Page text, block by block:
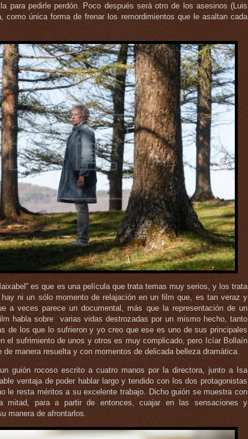
para pedirle perdón. Poco después será otro de los asesinos (Luis
como única forma de frenar los remordimientos que le asaltan cada
es que es una película que trata temas muy serios, y los trata
ni un sólo momento de relajación en un film que, es tan veraz y
a veces parece un documental, más que la representación de un
habla sobre varias vidas destrozadas por un mismo hecho, tanto
de los que lo sufrieron y yo creo que ese es uno de sus principales
el sufrimiento de unos y otros es muy complicado, pero Icíar Bollaín
manera resuelta y con momentos de delicada belleza dramática.
guión rocoso escrito a cuatro manos por la directora, junto a Isa
ventaja de poder hablar largo y tendido con los dos protagonistas
le resta méritos a su excelente trabajo. Dicho guión se muestra con
mitad, para a partir de entonces, cuajar en las sensaciones y
manera de afrontarlos.